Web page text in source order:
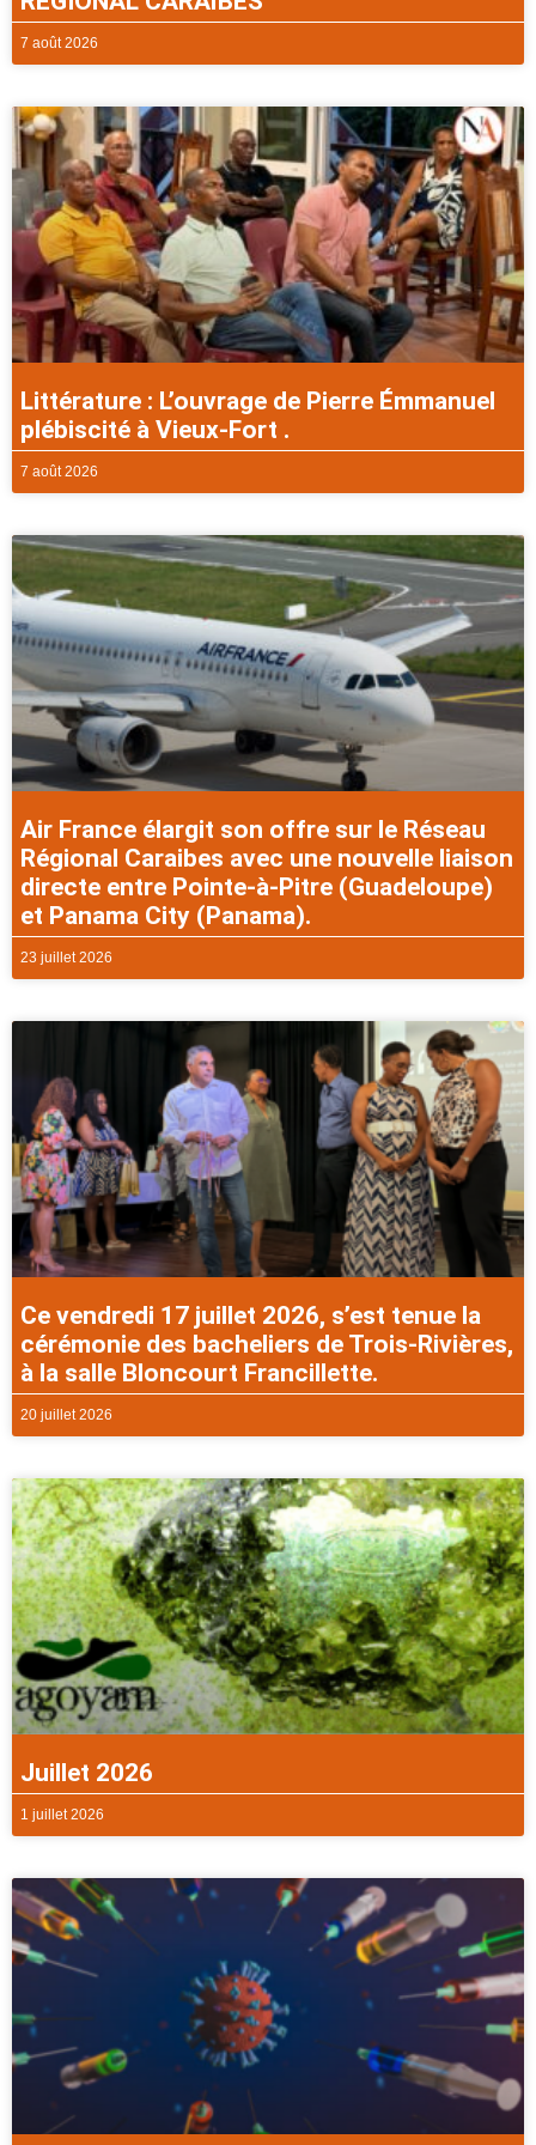
7 août 2026
Littérature : L’ouvrage de Pierre Émmanuel
plébiscité à Vieux-Fort .
7 août 2026
Air France élargit son offre sur le Réseau
Régional Caraibes avec une nouvelle liaison
directe entre Pointe-à-Pitre (Guadeloupe)
et Panama City (Panama).
23 juillet 2026
Ce vendredi 17 juillet 2026, s’est tenue la
cérémonie des bacheliers de Trois-Rivières,
à la salle Bloncourt Francillette.
20 juillet 2026
Juillet 2026
1 juillet 2026